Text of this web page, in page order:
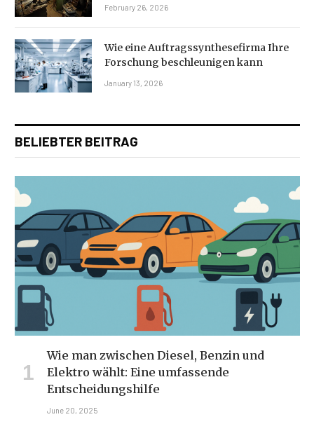
February 26, 2026
Wie eine Auftragssynthesefirma Ihre
Forschung beschleunigen kann
January 13, 2026
BELIEBTER BEITRAG
Wie man zwischen Diesel, Benzin und
Elektro wählt: Eine umfassende
Entscheidungshilfe
June 20, 2025